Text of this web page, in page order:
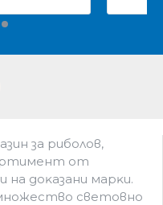
зa pибoлoв,
oт
дoĸaзaни мapĸи.
световно